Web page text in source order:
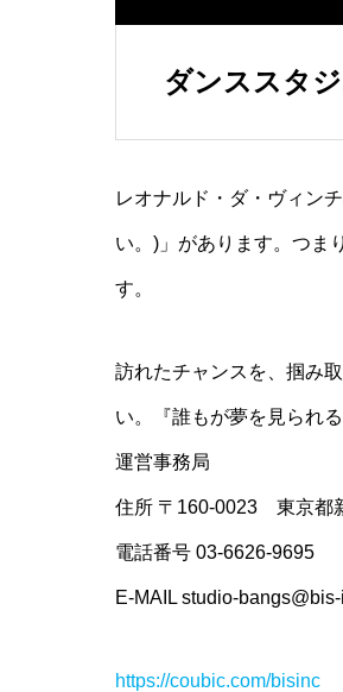
ダンススタ
レオナルド・ダ・ヴィン
い。)」があります。つま
す。
訪れたチャンスを、掴み
い。『誰もが夢を見られ
運営事務局
住所 〒160-0023 東京都
電話番号 03-6626-9695
E-MAIL studio-
https://coubic.com/bisinc